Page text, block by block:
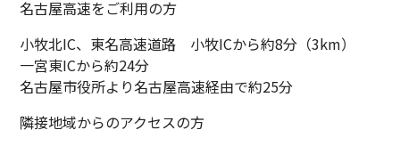
名古屋高速をご利用の方
小牧北IC、東名高速道路 小牧ICから約8分（3km）
一宮東ICから約24分
名古屋市役所より名古屋高速経由で約25分
隣接地域からのアクセスの方